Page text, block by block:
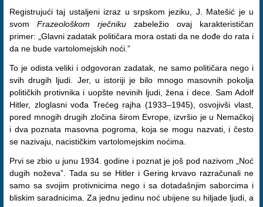
Registrujući taj ustaljeni izraz u srpskom jeziku, J. Matešić je u
svom Frazeološkom rječniku zabeležio ovaj karakterističan
primer: „Glavni zadatak političara mora ostati da ne dođe do rata i
da ne bude vartolomejskih noći.”
To je odista veliki i odgovoran zadatak, ne samo političara nego i
svih drugih ljudi. Jer, u istoriji je bilo mnogo masovnih pokolja
političkih protivnika i uopšte nevinih ljudi, žena i dece. Sam Adolf
Hitler, zloglasni vođa Trećeg rajha (1933–1945), osvojivši vlast,
pored mnogih drugih zločina širom Evrope, izvršio je u Nemačkoj
i dva poznata masovna pogroma, koja se mogu nazvati, i često
se nazivaju, nacističkim vartolomejskim noćima.
Prvi se zbio u junu 1934. godine i poznat je još pod nazivom „Noć
dugih noževa”. Tada su se Hitler i Gering krvavo razračunali ne
samo sa svojim protivnicima nego i sa dotadašnjim saborcima i
bliskim saradnicima. Za jednu jedinu noć ubijene su hiljade ljudi, a